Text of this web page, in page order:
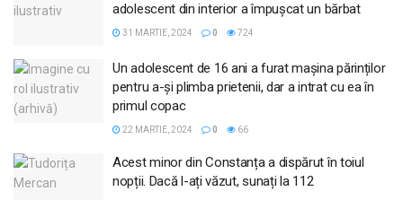
adolescent din interior a împușcat un bărbat
31 MARTIE, 2024 0 724
Un adolescent de 16 ani a furat mașina părinților
pentru a-și plimba prietenii, dar a intrat cu ea în
primul copac
22 MARTIE, 2024 0 66
Acest minor din Constanța a dispărut în toiul
nopții. Dacă l-ați văzut, sunați la 112